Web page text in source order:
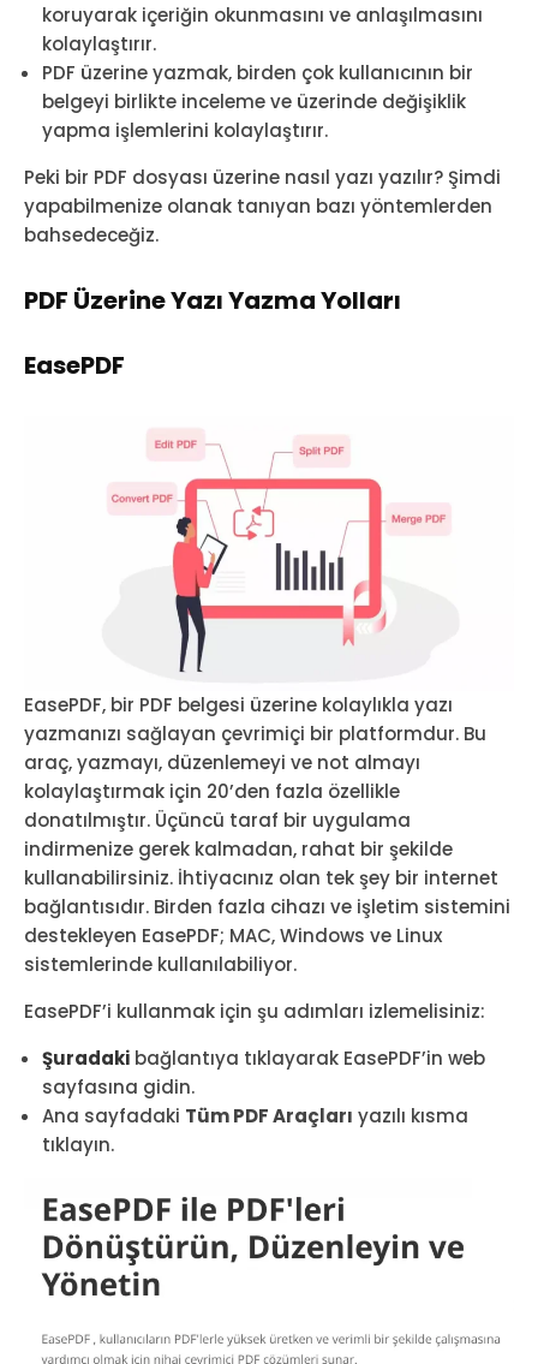
koruyarak içeriğin okunmasını ve anlaşılmasını
kolaylaştırır.
PDF üzerine yazmak, birden çok kullanıcının bir
belgeyi birlikte inceleme ve üzerinde değişiklik
yapma işlemlerini kolaylaştırır.
Peki bir PDF dosyası üzerine nasıl yazı yazılır? Şimdi
yapabilmenize olanak tanıyan bazı yöntemlerden
bahsedeceğiz.
PDF Üzerine Yazı Yazma Yolları
EasePDF
EasePDF, bir PDF belgesi üzerine kolaylıkla yazı
yazmanızı sağlayan çevrimiçi bir platformdur. Bu
araç, yazmayı, düzenlemeyi ve not almayı
kolaylaştırmak için 20’den fazla özellikle
donatılmıştır. Üçüncü taraf bir uygulama
indirmenize gerek kalmadan, rahat bir şekilde
kullanabilirsiniz. İhtiyacınız olan tek şey bir internet
bağlantısıdır. Birden fazla cihazı ve işletim sistemini
destekleyen EasePDF; MAC, Windows ve Linux
sistemlerinde kullanılabiliyor.
EasePDF’i kullanmak için şu adımları izlemelisiniz:
Şuradaki bağlantıya tıklayarak EasePDF’in web
sayfasına gidin.
Ana sayfadaki Tüm PDF Araçları yazılı kısma
tıklayın.